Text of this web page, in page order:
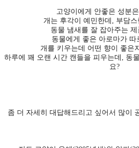
고양이에게 안좋은 성분
개는 후각이 예민한데, 부담
동물 냄새를 잘 잡아주는
동물에게 좋은 아로마가 따
개를 키우는데 어떤 향이 좋은
하루에 꽤 오랜 시간 캔들을 피우는데, 동
요?
좀 더 자세히 대답해드리고 싶어서 많이